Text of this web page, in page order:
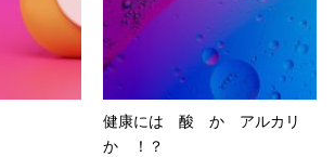
健康には 酸 か アルカリ
か ！？